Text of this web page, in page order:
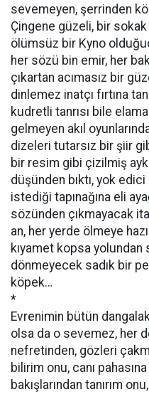
sevemeyen, şerrinden
Çingene güzeli, bir
ölümsüz bir Kyno
her sözü bin emir, her
çıkartan acımasız bir
dinlemez inatçı fırtına
kudretli tanrısı bile
gelmeyen akıl
dizeleri tutarsız bir şiir
bir resim gibi çizilmiş
düşünden bıktı, yok
istediği tapınağına eli
sözünden çıkmayacak
an, her yerde ölmeye
kıyamet kopsa
dönmeyecek sadık bir
köpek…
*
Evrenimin bütün
olsa da o sevemez, her
nefretinden, gözleri
bilirim onu, canı
bakışlarından tanırım